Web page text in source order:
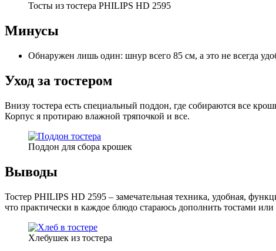
Тосты из тостера PHILIPS HD 2595
Минусы
Обнаружен лишь один: шнур всего 85 см, а это не всегда
Уход за тостером
Внизу тостера есть специальный поддон, где собираются все
Корпус я протираю влажной тряпочкой и все.
Поддон для сбора крошек
Выводы
Тостер PHILIPS HD 2595 – замечательная техника, удобная,
что практически в каждое блюдо стараюсь дополнить тостами
Хлебушек из тостера